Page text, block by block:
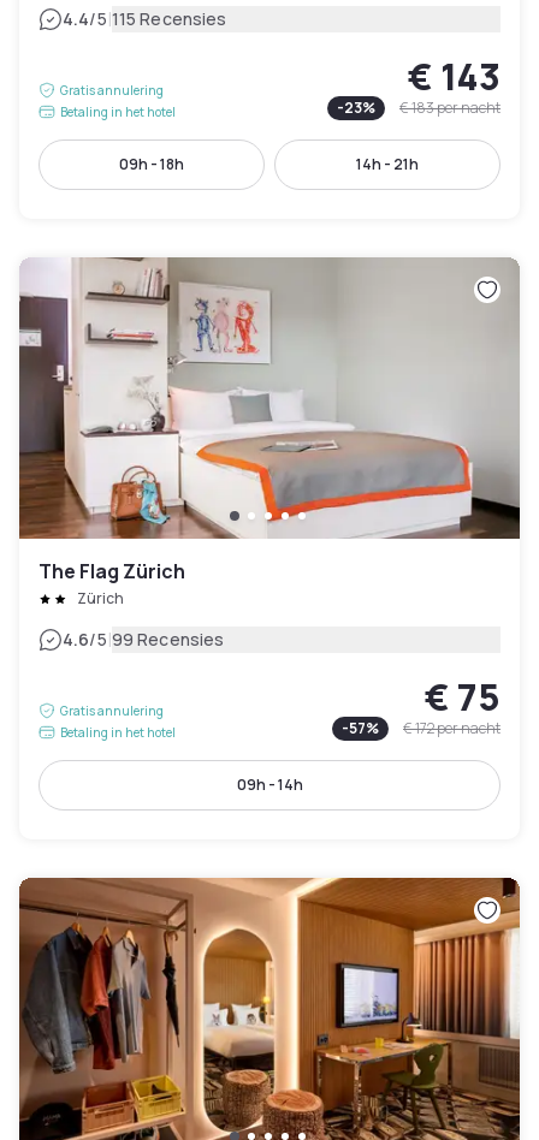
4.4/5|115 Recensies
Gratis annulering
Betaling in het hotel
€ 143
-23% € 183per nacht
09h - 18h 14h - 21h
The Flag Zürich
Zürich
4.6/5|99 Recensies
Gratis annulering
Betaling in het hotel
€ 75
-57% € 172per nacht
09h - 14h